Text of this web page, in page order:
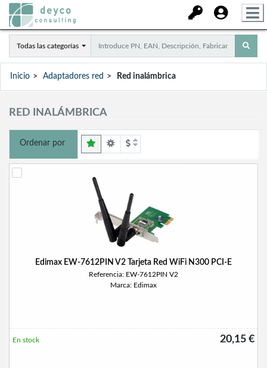
Todas las categorías
Inicio Adaptadores red Red inalámbrica
RED INALÁMBRICA
Ordenar por
Edimax EW-7612PIN V2 Tarjeta Red WiFi N300 PCI-E
Referencia: EW-7612PIN V2
Marca: Edimax
20,15 €
En stock